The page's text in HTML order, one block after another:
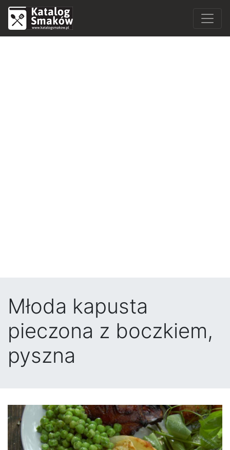
Młoda kapusta
pieczona z boczkiem,
pyszna